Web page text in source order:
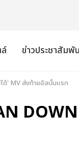
ข่าวประชาสัมพั
ด้' MV ส่งท้ายอัลบั้มแรก